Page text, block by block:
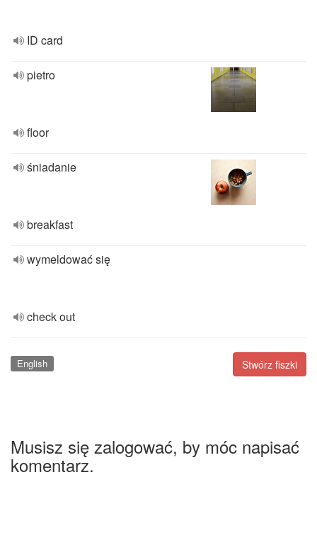
ID card
pietro
floor
śniadanie
breakfast
wymeldować się
check out
Stwórz fiszki
English
Musisz się zalogować, by móc napisać
komentarz.